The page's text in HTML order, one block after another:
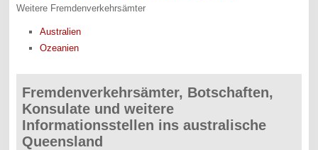
Weitere Fremdenverkehrsämter
Australien
Ozeanien
Fremdenverkehrsämter, Botschaften,
Konsulate und weitere
Informationsstellen ins australische
Queensland